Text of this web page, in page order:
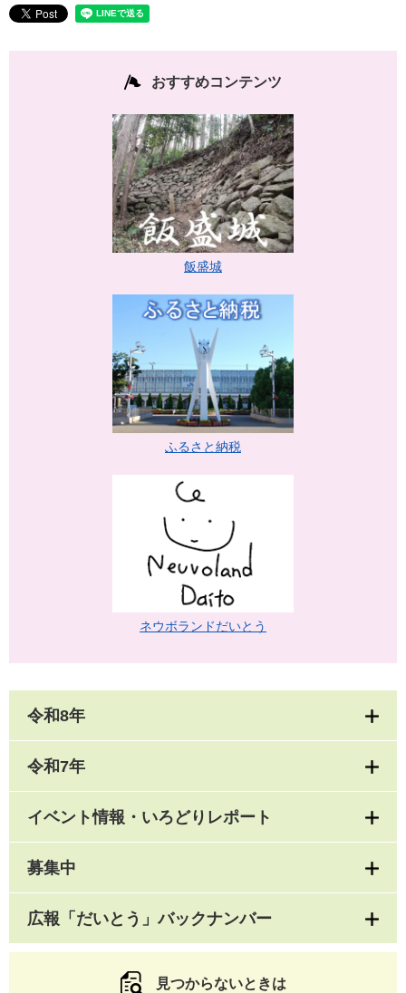
おすすめコンテンツ
飯盛城
ふるさと納税
ネウボランドだいとう
令和8年
令和7年
イベント情報・いろどりレポート
募集中
広報「だいとう」バックナンバー
見つからないときは